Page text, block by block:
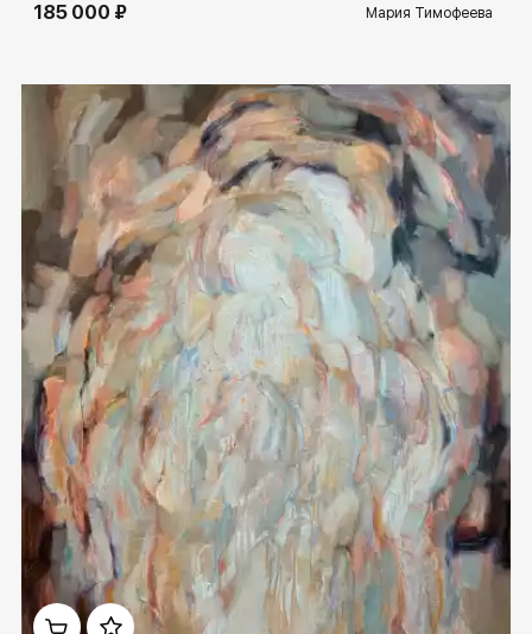
185 000 ₽ Мария Тимофеева
Домен: rakovgallery.ru